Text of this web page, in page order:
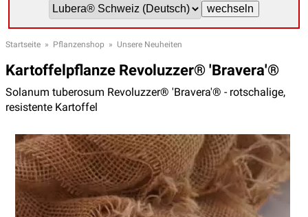
Startseite » Pflanzenshop » Unsere Neuheiten
Kartoffelpflanze Revoluzzer® 'Bravera'®
Solanum tuberosum Revoluzzer® 'Bravera'® - rotschalige,
resistente Kartoffel